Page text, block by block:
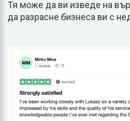
Тя може да ви изведе на
да разрасне бизнеса ви с